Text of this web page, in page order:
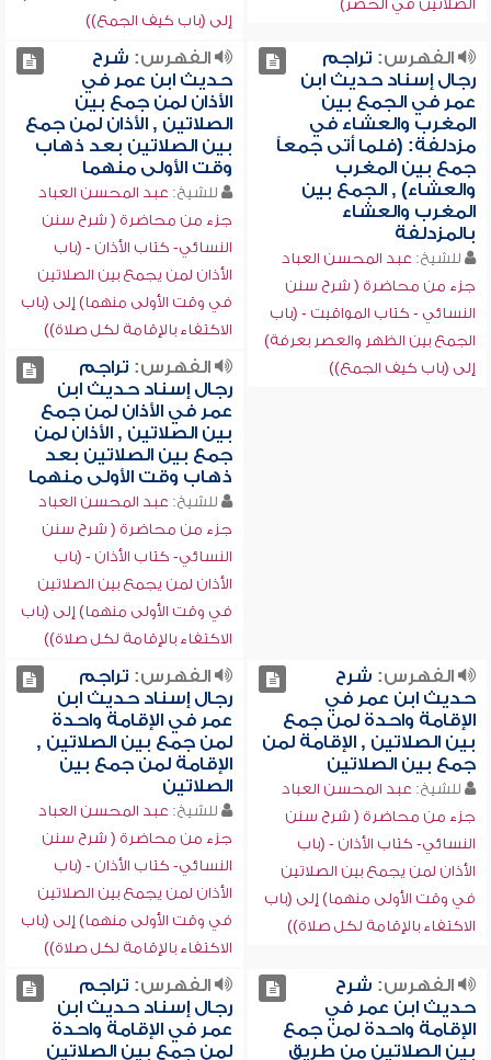
الصلاتين في الحضر)
إلى (باب كيف الجمع))
الفهرس: تراجم
رجال إسناد حديث ابن
عمر في الجمع بين
المغرب والعشاء في
مزدلفة: (فلما أتى جمعاً
جمع بين المغرب
والعشاء) , الجمع بين
المغرب والعشاء
بالمزدلفة
للشيخ: عبد المحسن العباد
جزء من محاضرة ( شرح سنن
النسائي - كتاب المواقيت - (باب
الجمع بين الظهر والعصر بعرفة)
إلى (باب كيف الجمع))
الفهرس: شرح
حديث ابن عمر في
الأذان لمن جمع بين
الصلاتين , الأذان لمن جمع
بين الصلاتين بعد ذهاب
وقت الأولى منهما
للشيخ: عبد المحسن العباد
جزء من محاضرة ( شرح سنن
النسائي- كتاب الأذان - (باب
الأذان لمن يجمع بين الصلاتين
في وقت الأولى منهما) إلى (باب
الاكتفاء بالإقامة لكل صلاة))
الفهرس: تراجم
رجال إسناد حديث ابن
عمر في الأذان لمن جمع
بين الصلاتين , الأذان لمن
جمع بين الصلاتين بعد
ذهاب وقت الأولى منهما
للشيخ: عبد المحسن العباد
جزء من محاضرة ( شرح سنن
النسائي- كتاب الأذان - (باب
الأذان لمن يجمع بين الصلاتين
في وقت الأولى منهما) إلى (باب
الاكتفاء بالإقامة لكل صلاة))
الفهرس: شرح
حديث ابن عمر في
الإقامة واحدة لمن جمع
بين الصلاتين , الإقامة لمن
جمع بين الصلاتين
للشيخ: عبد المحسن العباد
جزء من محاضرة ( شرح سنن
النسائي- كتاب الأذان - (باب
الأذان لمن يجمع بين الصلاتين
في وقت الأولى منهما) إلى (باب
الاكتفاء بالإقامة لكل صلاة))
الفهرس: تراجم
رجال إسناد حديث ابن
عمر في الإقامة واحدة
لمن جمع بين الصلاتين ,
الإقامة لمن جمع بين
الصلاتين
للشيخ: عبد المحسن العباد
جزء من محاضرة ( شرح سنن
النسائي- كتاب الأذان - (باب
الأذان لمن يجمع بين الصلاتين
في وقت الأولى منهما) إلى (باب
الاكتفاء بالإقامة لكل صلاة))
الفهرس: شرح
حديث ابن عمر في
الإقامة واحدة لمن جمع
بين الصلاتين من طريق
الفهرس: تراجم
رجال إسناد حديث ابن
عمر في الإقامة واحدة
لمن جمع بين الصلاتين